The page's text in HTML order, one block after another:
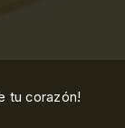
tu corazón!